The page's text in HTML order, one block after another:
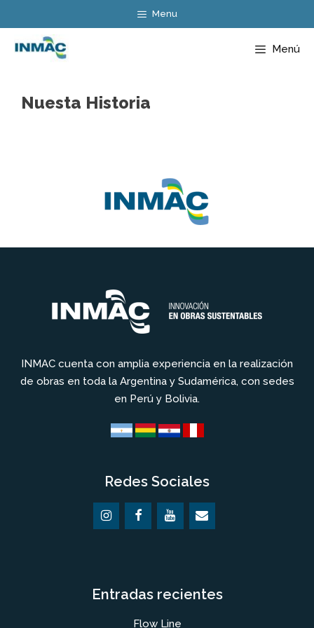
al
contenido
Menu
Menú
Nuesta Historia
INMAC cuenta con amplia experiencia en la realización
de obras en toda la Argentina y Sudamérica, con sedes
en Perú y Bolivia.
Redes Sociales
Entradas recientes
Flow Line